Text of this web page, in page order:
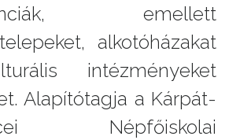
emellett
alkotóházakat
intézményeket
Alapítótagja a Kárpát-
Népfőiskolai